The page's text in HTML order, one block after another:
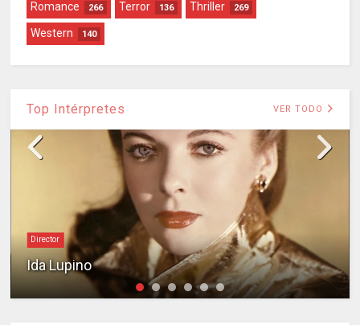
Romance 266 Terror 136 Thriller 269
Western 140
Top Intérpretes VER TODO
Director
Ida Lupino